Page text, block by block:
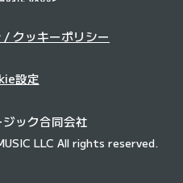
クッキーポリシー
設定
ック合同会社
LLC All rights reserved.